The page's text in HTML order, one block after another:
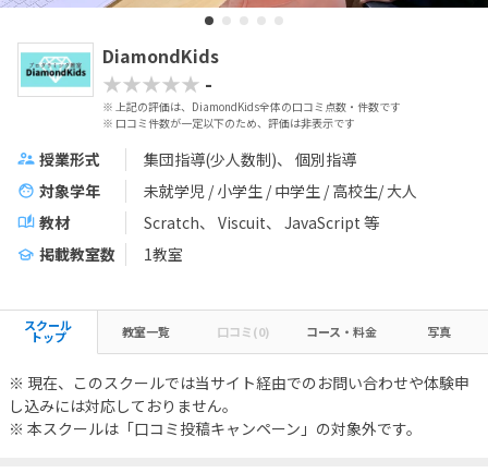
DiamondKids
★★★★★ -
※ 上記の評価は、DiamondKids全体の口コミ点数・件数です
※ 口コミ件数が一定以下のため、評価は非表示です
授業形式 集団指導(少人数制)
個別指導
対象学年
未就学児 / 小学生 / 中学生 / 高校生/ 大人
教材
Scratch Viscuit JavaScript 等
掲載教室数
1教室
スクール
トップ 教室一覧 口コミ(0) コース・料金 写真
※ 現在、このスクールでは当サイト経由でのお問い合わせや体験申
し込みには対応しておりません。
※ 本スクールは「口コミ投稿キャンペーン」の対象外です。